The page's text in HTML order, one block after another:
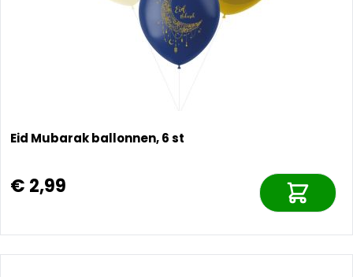
Eid Mubarak ballonnen, 6 st
€ 2,99